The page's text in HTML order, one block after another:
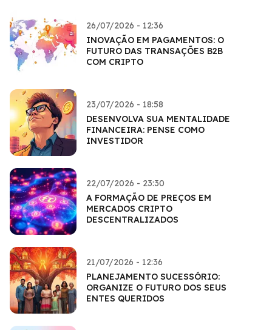
26/07/2026 - 12:36
INOVAÇÃO EM PAGAMENTOS: O
FUTURO DAS TRANSAÇÕES B2B
COM CRIPTO
23/07/2026 - 18:58
DESENVOLVA SUA MENTALIDADE
FINANCEIRA: PENSE COMO
INVESTIDOR
22/07/2026 - 23:30
A FORMAÇÃO DE PREÇOS EM
MERCADOS CRIPTO
DESCENTRALIZADOS
21/07/2026 - 12:36
PLANEJAMENTO SUCESSÓRIO:
ORGANIZE O FUTURO DOS SEUS
ENTES QUERIDOS